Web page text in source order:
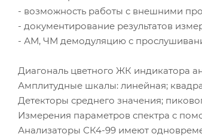
- возможность работы с внешними
- документирование результатов
- АМ, ЧМ демодуляцию с
Диагональ цветного ЖК индикатора
Амплитудные шкалы: линейная;
Детекторы среднего значения;
Измерения параметров спектра с
Анализаторы СК4-99 имеют